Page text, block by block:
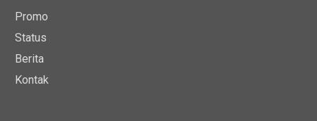
Promo
Status
Berita
Kontak